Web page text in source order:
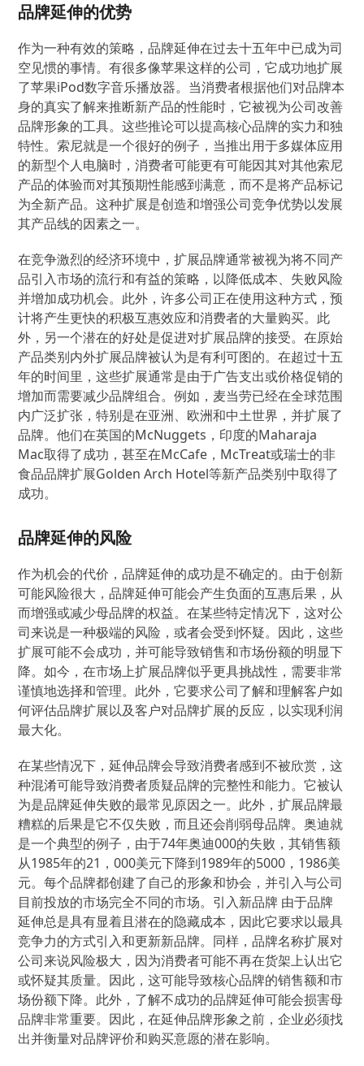
品牌延伸的优势
作为一种有效的策略，品牌延伸在过去十五年中已成为司
空见惯的事情。有很多像苹果这样的公司，它成功地扩展
了苹果iPod数字音乐播放器。当消费者根据他们对品牌本
身的真实了解来推断新产品的性能时，它被视为公司改善
品牌形象的工具。这些推论可以提高核心品牌的实力和独
特性。索尼就是一个很好的例子，当推出用于多媒体应用
的新型个人电脑时，消费者可能更有可能因其对其他索尼
产品的体验而对其预期性能感到满意，而不是将产品标记
为全新产品。这种扩展是创造和增强公司竞争优势以发展
其产品线的因素之一。
在竞争激烈的经济环境中，扩展品牌通常被视为将不同产
品引入市场的流行和有益的策略，以降低成本、失败风险
并增加成功机会。此外，许多公司正在使用这种方式，预
计将产生更快的积极互惠效应和消费者的大量购买。此
外，另一个潜在的好处是促进对扩展品牌的接受。在原始
产品类别内外扩展品牌被认为是有利可图的。在超过十五
年的时间里，这些扩展通常是由于广告支出或价格促销的
增加而需要减少品牌组合。例如，麦当劳已经在全球范围
内广泛扩张，特别是在亚洲、欧洲和中土世界，并扩展了
品牌。他们在英国的McNuggets，印度的Maharaja
Mac取得了成功，甚至在McCafe，McTreat或瑞士的非
食品品牌扩展Golden Arch Hotel等新产品类别中取得了
成功。
品牌延伸的风险
作为机会的代价，品牌延伸的成功是不确定的。由于创新
可能风险很大，品牌延伸可能会产生负面的互惠后果，从
而增强或减少母品牌的权益。在某些特定情况下，这对公
司来说是一种极端的风险，或者会受到怀疑。因此，这些
扩展可能不会成功，并可能导致销售和市场份额的明显下
降。如今，在市场上扩展品牌似乎更具挑战性，需要非常
谨慎地选择和管理。此外，它要求公司了解和理解客户如
何评估品牌扩展以及客户对品牌扩展的反应，以实现利润
最大化。
在某些情况下，延伸品牌会导致消费者感到不被欣赏，这
种混淆可能导致消费者质疑品牌的完整性和能力。它被认
为是品牌延伸失败的最常见原因之一。此外，扩展品牌最
糟糕的后果是它不仅失败，而且还会削弱母品牌。奥迪就
是一个典型的例子，由于74年奥迪000的失败，其销售额
从1985年的21，000美元下降到1989年的5000，1986美
元。每个品牌都创建了自己的形象和协会，并引入与公司
目前投放的市场完全不同的市场。引入新品牌 由于品牌
延伸总是具有显着且潜在的隐藏成本，因此它要求以最具
竞争力的方式引入和更新新品牌。同样，品牌名称扩展对
公司来说风险极大，因为消费者可能不再在货架上认出它
或怀疑其质量。因此，这可能导致核心品牌的销售额和市
场份额下降。此外，了解不成功的品牌延伸可能会损害母
品牌非常重要。因此，在延伸品牌形象之前，企业必须找
出并衡量对品牌评价和购买意愿的潜在影响。